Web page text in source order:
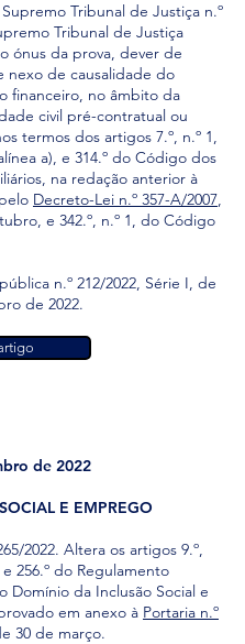
Tribunal de Justiça n.º
Tribunal de Justiça
ónus da prova, dever de
nexo de causalidade do
financeiro, no âmbito da
civil pré-contratual ou
termos dos artigos 7.º, n.º 1,
a), e 314.º do Código dos
na redação anterior à
Decreto-Lei n.º 357-A/2007,
e 342.º, n.º 1, do Código
n.º 212/2022, Série I, de
de 2022.
de 2022
E EMPREGO
2022. Altera os artigos 9.º,
e 256.º do Regulamento
Domínio da Inclusão Social e
em anexo à Portaria n.º
30 de março.